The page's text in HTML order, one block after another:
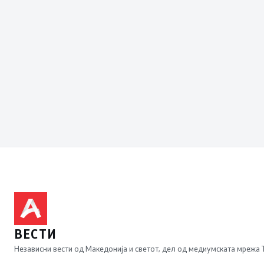
ВЕСТИ
Независни вести од Македонија и светот, дел од медиумската